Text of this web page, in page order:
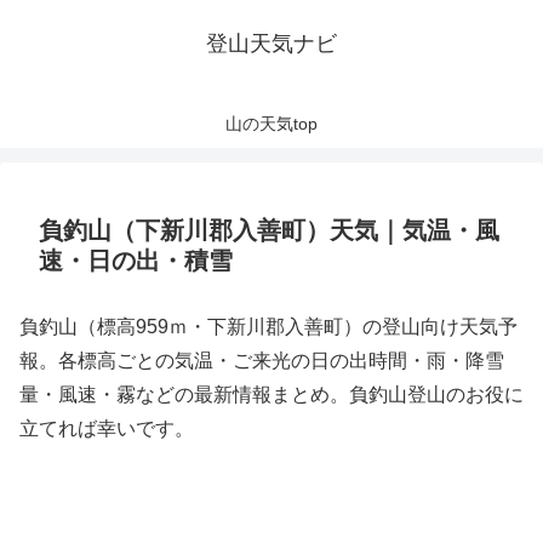
登山天気ナビ
山の天気top
負釣山（下新川郡入善町）天気｜気温・風
速・日の出・積雪
負釣山（標高959ｍ・下新川郡入善町）の登山向け天気予
報。各標高ごとの気温・ご来光の日の出時間・雨・降雪
量・風速・霧などの最新情報まとめ。負釣山登山のお役に
立てれば幸いです。